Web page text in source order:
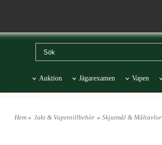
Auktion Jägarexamen Vapen
Hem » Jakt & Vapentillbehör » Skjutmål & Måltavlor